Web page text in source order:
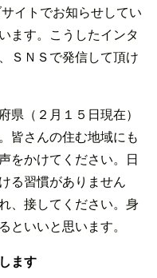
イトでお知らせしてい
ます。こうしたインタ
ＳＮＳで発信して頂け
県（２月１５日現在）
皆さんの住む地域にも
をかけてください。日
る習慣がありません
、接してください。身
いいと思います。
ます